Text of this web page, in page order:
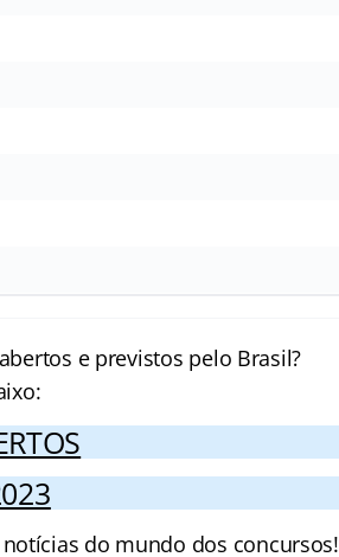
e previstos pelo Brasil?
do mundo dos concursos!